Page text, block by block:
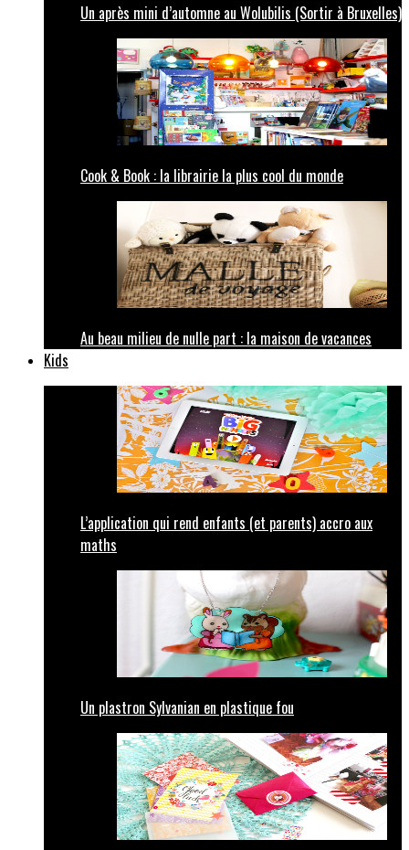
Un après mini d’automne au Wolubilis (Sortir à Bruxelles)
Cook & Book : la librairie la plus cool du monde
Au beau milieu de nulle part : la maison de vacances
Kids
L’application qui rend enfants (et parents) accro aux
maths
Un plastron Sylvanian en plastique fou